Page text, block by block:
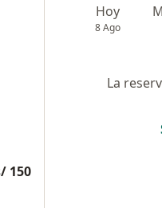
150
Hoy
8 Ago
La